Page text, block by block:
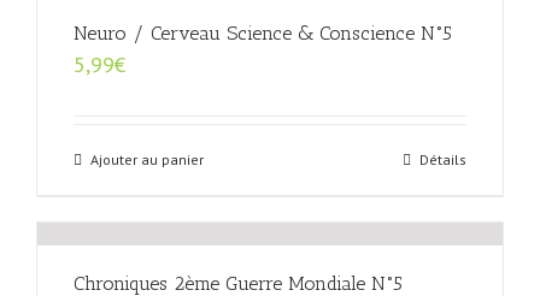
Neuro / Cerveau Science & Conscience N°5
5,99€
Ajouter au panier Détails
Chroniques 2ème Guerre Mondiale N°5